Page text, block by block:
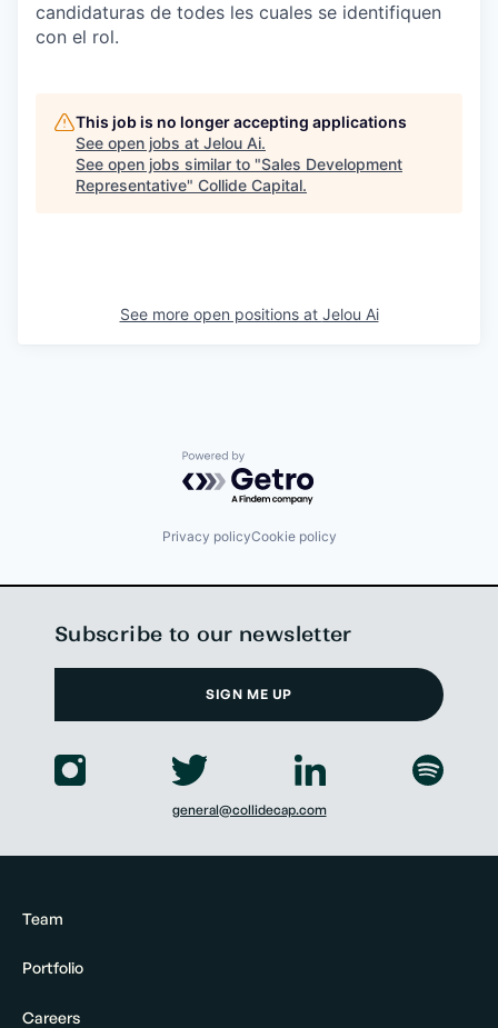
candidaturas de todes les cuales se identifiquen
con el rol.
This job is no longer accepting applications
See open jobs at Jelou Ai.
See open jobs similar to "Sales Development
Representative" Collide Capital.
See more open positions at Jelou Ai
Powered by Getro.com
Privacy policyCookie policy
Team
Portfolio
Careers
Subscribe to our newsletter
SIGN ME UP
general@collidecap.com